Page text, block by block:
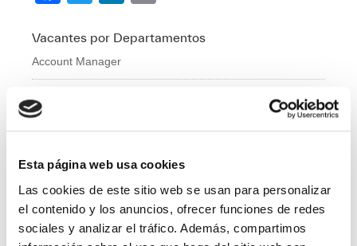
Esta página web usa cookies
Las cookies de este sitio web se usan para personalizar
el contenido y los anuncios, ofrecer funciones de redes
sociales y analizar el tráfico. Además, compartimos
c
e
k
tt
er
k
ail
Vacantes por Departamentos
Account Manager
Administración y Finanzas
Calidad
Compras
IT
Logí­stica